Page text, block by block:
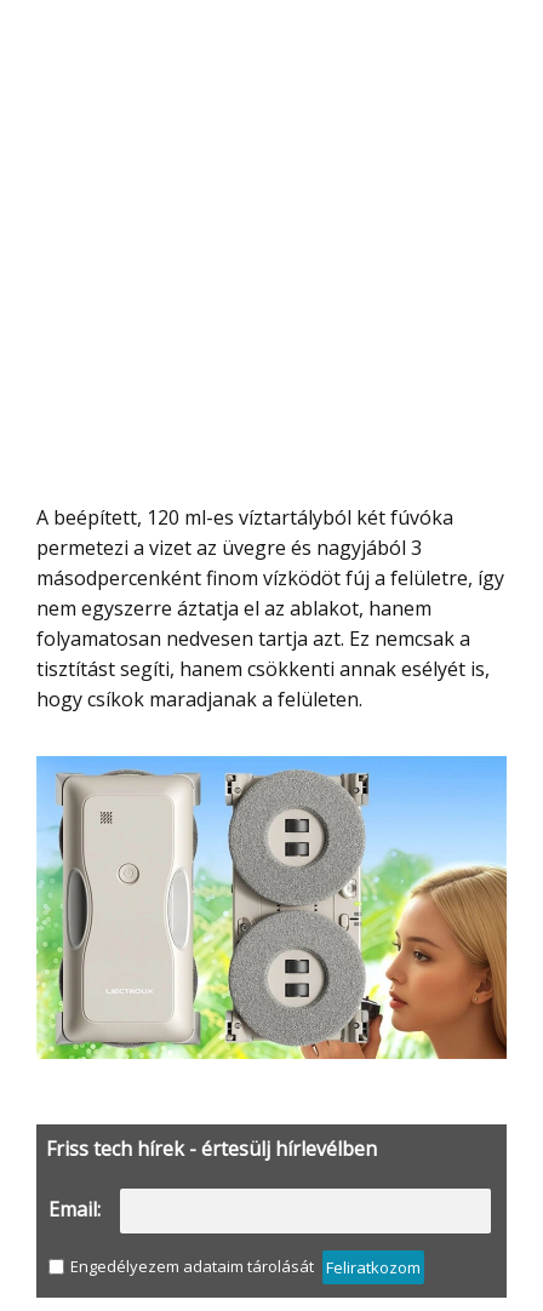
A beépített, 120 ml-es víztartályból két fúvóka
permetezi a vizet az üvegre és nagyjából 3
másodpercenként finom vízködöt fúj a felületre, így
nem egyszerre áztatja el az ablakot, hanem
folyamatosan nedvesen tartja azt. Ez nemcsak a
tisztítást segíti, hanem csökkenti annak esélyét is,
hogy csíkok maradjanak a felületen.
Friss tech hírek - értesülj hírlevélben
Email:
Engedélyezem adataim tárolását Feliratkozom